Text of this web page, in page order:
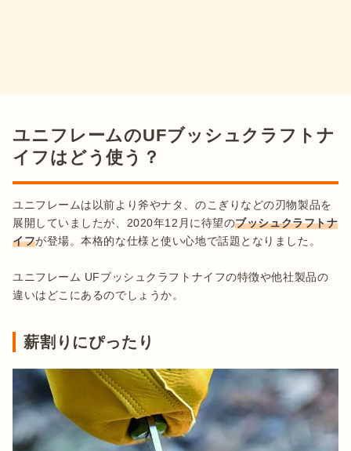
ユニフレームのUFブッシュクラフトナ
イフはどう使う？
ユニフレームは以前より斧やナタ、のこぎりなどの刃物製品を
展開していましたが、2020年12月に待望のブッシュクラフトナ
イフが登場。本格的な仕様と使い心地で話題となりました。
ユニフレーム UFブッシュクラフトナイフの特徴や他社製品の
違いはどこにあるのでしょうか。
薪割りにぴったり